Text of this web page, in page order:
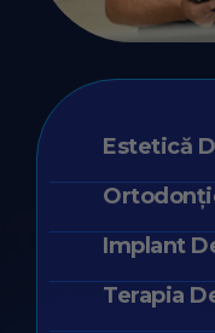
Estetică
Implant
Terapia